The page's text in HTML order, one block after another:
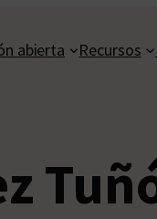
abierta Recursos